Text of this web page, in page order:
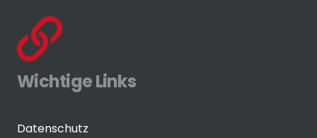
Wichtige Links
Datenschutz